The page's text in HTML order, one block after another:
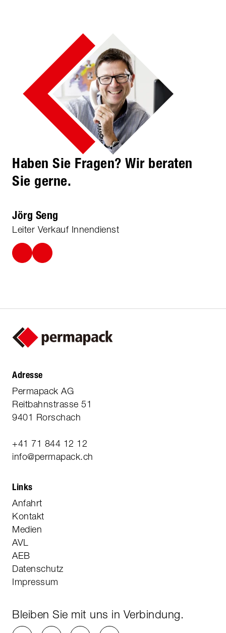
Haben Sie Fragen? Wir beraten
Sie gerne.
Jörg Seng
Leiter Verkauf Innendienst
Adresse
Permapack AG
Reitbahnstrasse 51
9401 Rorschach
+41 71 844 12 12
info@permapack.ch
Links
Anfahrt
Kontakt
Medien
AVL
AEB
Datenschutz
Impressum
Bleiben Sie mit uns in Verbindung.